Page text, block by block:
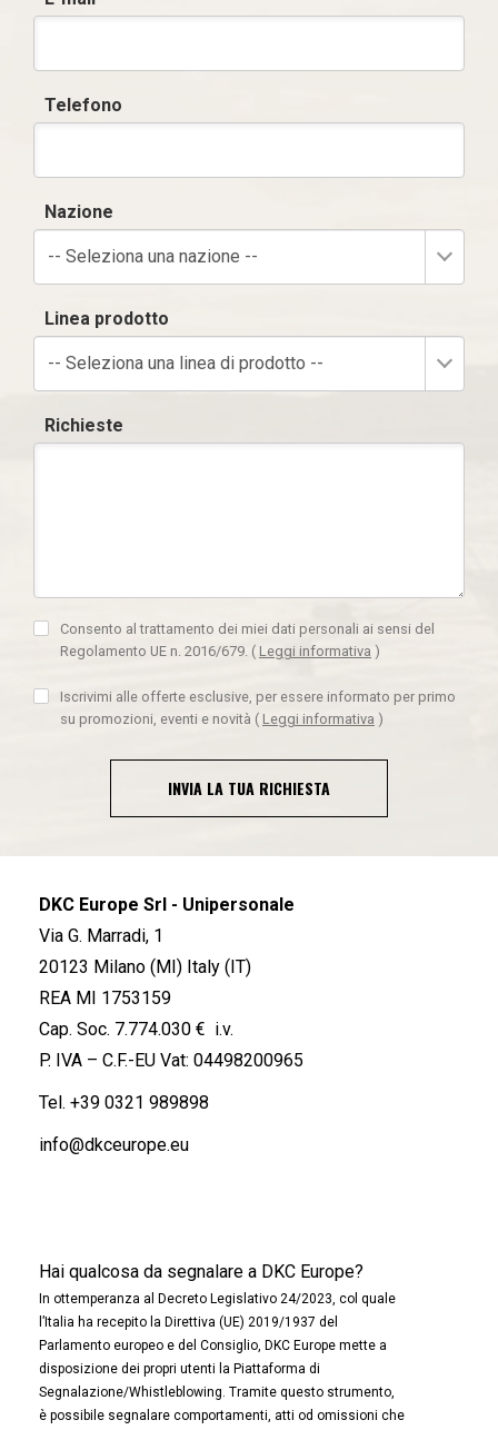
Telefono
Nazione
-- Seleziona una nazione --
Linea prodotto
-- Seleziona una linea di prodotto --
Richieste
Consento al trattamento dei miei dati personali ai sensi del
Regolamento UE n. 2016/679. ( Leggi informativa )
Iscrivimi alle offerte esclusive, per essere informato per primo
su promozioni, eventi e novità ( Leggi informativa )
INVIA LA TUA RICHIESTA
DKC Europe Srl - Unipersonale
Via G. Marradi, 1
20123 Milano (MI) Italy (IT)
REA MI 1753159
Cap. Soc. 7.774.030 € i.v.
P. IVA – C.F.-EU Vat: 04498200965
Tel. +39 0321 989898
info@dkceurope.eu
Hai qualcosa da segnalare a DKC Europe?
In ottemperanza al Decreto Legislativo 24/2023, col quale
l’Italia ha recepito la Direttiva (UE) 2019/1937 del
Parlamento europeo e del Consiglio, DKC Europe mette a
disposizione dei propri utenti la Piattaforma di
Segnalazione/Whistleblowing. Tramite questo strumento,
è possibile segnalare comportamenti, atti od omissioni che